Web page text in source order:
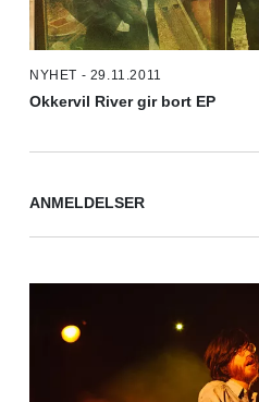
NYHET - 29.11.2011
Okkervil River gir bort EP
ANMELDELSER